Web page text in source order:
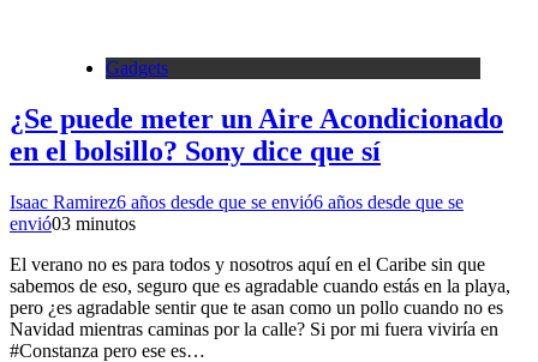
Gadgets
¿Se puede meter un Aire Acondicionado
en el bolsillo? Sony dice que sí
Isaac Ramirez6 años desde que se envió6 años desde que se
envió03 minutos
El verano no es para todos y nosotros aquí en el Caribe sin que
sabemos de eso, seguro que es agradable cuando estás en la playa,
pero ¿es agradable sentir que te asan como un pollo cuando no es
Navidad mientras caminas por la calle? Si por mi fuera viviría en
#Constanza pero ese es…